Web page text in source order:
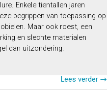
Enkele tientallen jaren
begrippen van toepassing op
Maar ook roest, een
en slechte materialen
dan uitzondering.
Lees verder →